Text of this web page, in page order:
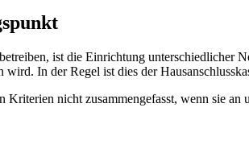
ist die Einrichtung
In der Regel ist dies der
nicht zusammengefasst, wenn sie an